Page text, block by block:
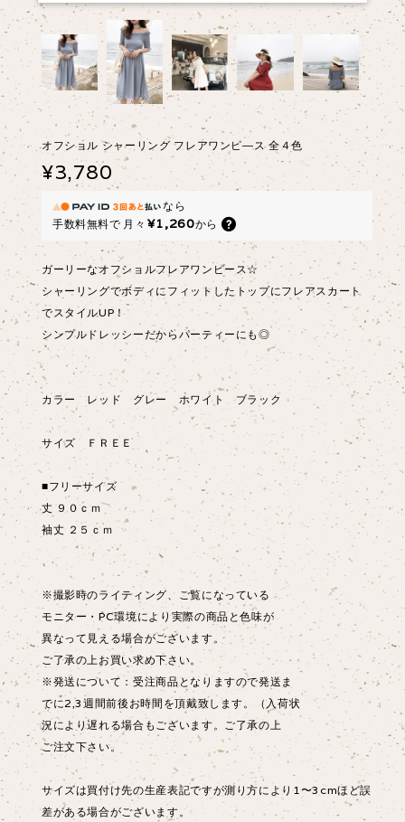
オフショル シャーリング フレアワンピ―ス 全４色
¥3,780
なら
手数料無料で 月々 ¥1,260から
ガーリーなオフショルフレアワンピース☆
シャーリングでボディにフィットしたトップにフレアスカート
でスタイルUP！
シンプルドレッシーだからパーティーにも◎
カラー レッド グレー ホワイト ブラック
サイズ ＦＲＥＥ
■フリーサイズ
丈 ９０ｃｍ
袖丈 ２５ｃｍ
※撮影時のライティング、ご覧になっている
モニター・PC環境により実際の商品と色味が
異なって見える場合がございます。
ご了承の上お買い求め下さい。
※発送について：受注商品となりますので発送ま
でに2,3週間前後お時間を頂戴致します。（入荷状
況により遅れる場合もございます。ご了承の上
ご注文下さい。
サイズは買付け先の生産表記ですが測り方により1〜3cmほど誤
差がある場合がございます。